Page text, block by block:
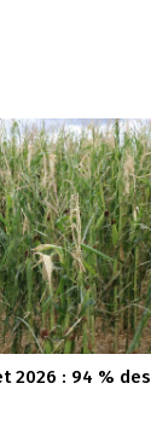
2026 : 94 % des